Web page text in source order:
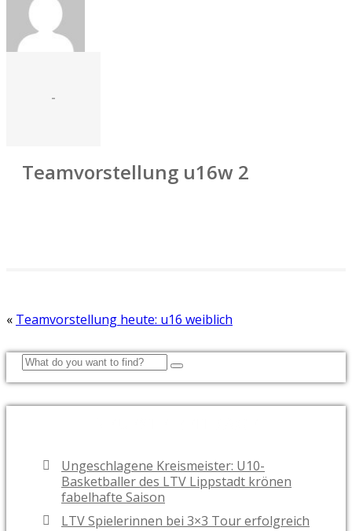
-
Teamvorstellung u16w 2
« Teamvorstellung heute: u16 weiblich
Ungeschlagene Kreismeister: U10-
Basketballer des LTV Lippstadt krönen
fabelhafte Saison
LTV Spielerinnen bei 3×3 Tour erfolgreich